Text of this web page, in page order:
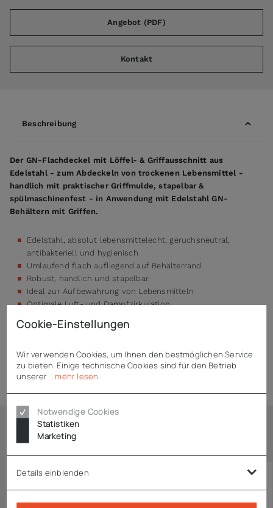
Angebot (PDF)
Kontakt
Beschreibung
Der GN-Flachdeckel mit Löffel- & Griffausschnitt aus
Edelstahl - zum Abdeckeln von trockenen Lebensmittel -
handlich mit praktischer Griffmulde, stapelbar &
spülmaschinenfest - in Anwendung mit Edelstahl GN-
Behältern mit Griffen.
Edelstahl, absolut lebensmittelecht, geruchsneutral,
antibakteriell und hygienisch
Umlaufend flach aufliegend auf Behälterrand
Robust, handlich und stapelbar
Ideal zur Aufbewahrung von Lebensmitteln
Optimale Luft- und Dampfzirkulation
Technische Daten
Ähnliche Artikel
Cookie-Einstellungen
Wir verwenden Cookies, um Ihnen den bestmöglichen Service
zu bieten. Einige technische Cookies sind für den Betrieb
unserer
...mehr lesen
Notwendige Cookies
Statistiken
Marketing
Details einblenden